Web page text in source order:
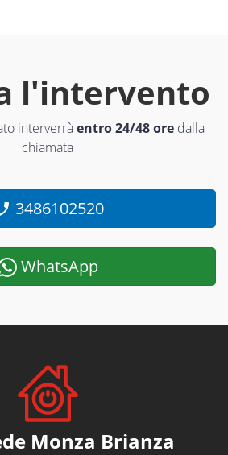
l'intervento
interverràentro 24/48 ore dalla
chiamata
3486102520
WhatsApp
Monza Brianza